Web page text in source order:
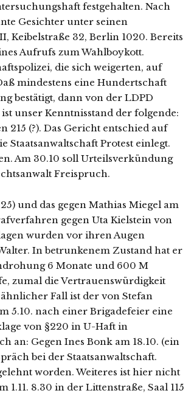
festgehalten. Nach
Gesichter unter seinen
Keibelstraße 32, Berlin 1020. Bereits
Aufrufs zum Wahlboykott.
die sich weigerten, auf
mindestens eine Hundertschaft
bestätigt, dann von der LDPD
unser Kenntnisstand der folgende:
(?). Das Gericht entschied auf
Staatsanwaltschaft Protest einlegt.
Am 30.10 soll Urteilsverkündung
Freispruch.
und das gegen Mathias Miegel am
gegen Uta Kielstein von
wurden vor ihren Augen
In betrunkenem Zustand hat er
6 Monate und 600 M
zumal die Vertrauenswürdigkeit
Fall ist der von Stefan
5.10. nach einer Brigadefeier eine
von §220 in U-Haft in
an: Gegen Ines Bonk am 18.10. (ein
bei der Staatsanwaltschaft.
worden. Weiteres ist hier nicht
8.30 in der Littenstraße, Saal 115